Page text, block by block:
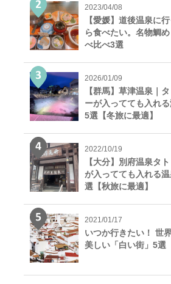
2023/04/08
【愛媛】道後温泉に
ら食べたい。名物鯛
べ比べ3選
2026/01/09
【群馬】草津温泉｜
ーが入ってても入れ
5選【冬旅に最適】
2022/10/19
【大分】別府温泉タ
が入ってても入れる
選【秋旅に最適】
2021/01/17
いつか行きたい！ 世
美しい「白い街」5選